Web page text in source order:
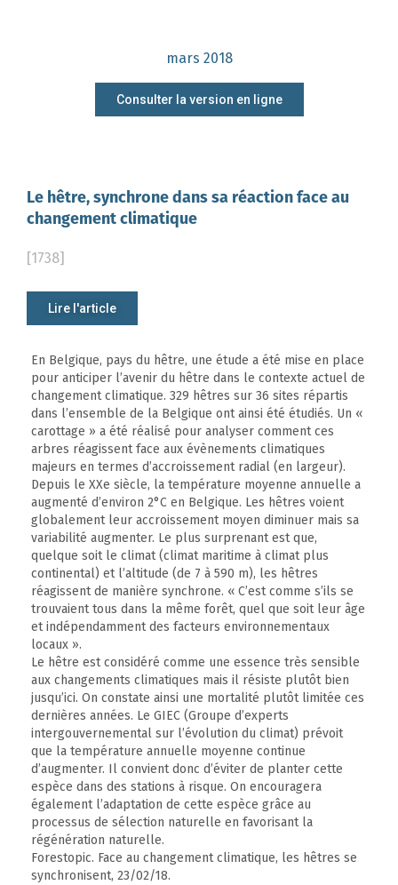
mars 2018
Consulter la version en ligne
Le hêtre, synchrone dans sa réaction face au
changement climatique
[1738]
Lire l'article
En Belgique, pays du hêtre, une étude a été mise en place
pour anticiper l’avenir du hêtre dans le contexte actuel de
changement climatique. 329 hêtres sur 36 sites répartis
dans l’ensemble de la Belgique ont ainsi été étudiés. Un «
carottage » a été réalisé pour analyser comment ces
arbres réagissent face aux évènements climatiques
majeurs en termes d’accroissement radial (en largeur).
Depuis le XXe siècle, la température moyenne annuelle a
augmenté d’environ 2°C en Belgique. Les hêtres voient
globalement leur accroissement moyen diminuer mais sa
variabilité augmenter. Le plus surprenant est que,
quelque soit le climat (climat maritime à climat plus
continental) et l’altitude (de 7 à 590 m), les hêtres
réagissent de manière synchrone. « C’est comme s’ils se
trouvaient tous dans la même forêt, quel que soit leur âge
et indépendamment des facteurs environnementaux
locaux ».
Le hêtre est considéré comme une essence très sensible
aux changements climatiques mais il résiste plutôt bien
jusqu’ici. On constate ainsi une mortalité plutôt limitée ces
dernières années. Le GIEC (Groupe d’experts
intergouvernemental sur l’évolution du climat) prévoit
que la température annuelle moyenne continue
d’augmenter. Il convient donc d’éviter de planter cette
espèce dans des stations à risque. On encouragera
également l’adaptation de cette espèce grâce au
processus de sélection naturelle en favorisant la
régénération naturelle.
Forestopic. Face au changement climatique, les hêtres se
synchronisent, 23/02/18.